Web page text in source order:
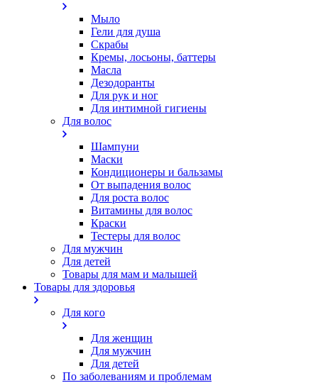
Мыло
Гели для душа
Скрабы
Кремы, лосьоны, баттеры
Масла
Дезодоранты
Для рук и ног
Для интимной гигиены
Для волос
Шампуни
Маски
Кондиционеры и бальзамы
От выпадения волос
Для роста волос
Витамины для волос
Краски
Тестеры для волос
Для мужчин
Для детей
Товары для мам и малышей
Товары для здоровья
Для кого
Для женщин
Для мужчин
Для детей
По заболеваниям и проблемам